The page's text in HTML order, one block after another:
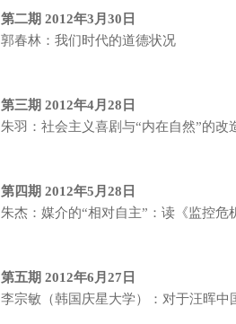
第二期 2012年3月30日
郭春林：我们时代的道德状况
第三期 2012年4月28日
朱羽：社会主义喜剧与“内在自然”的改
第四期 2012年5月28日
朱杰：媒介的“相对自主”：读《监控危
第五期 2012年6月27日
李宗敏（韩国庆星大学）：对于汪晖中